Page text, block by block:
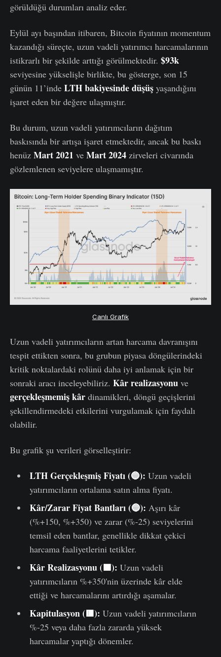
görüldüğü durumları analiz eder.
Eylül ayı başından itibaren, Bitcoin fiyatının momentum
kazandığı süreçte, uzun vadeli yatırımcı harcamalarının
istikrarlı bir şekilde arttığı görülmektedir. $93k
seviyesine yükselişle birlikte, bu gösterge, son 15
günün 11’inde LTH bakiyesinde düşüş yaşandığını
işaret eden bir değere ulaşmıştır.
Bu durum, uzun vadeli yatırımcıların dağıtım
baskısında bir artışa işaret etmektedir, ancak bu baskı
henüz Mart 2021 ve Mart 2024 zirveleri civarında
gözlemlenen seviyelere ulaşmamıştır.
Canlı Grafik
Uzun vadeli yatırımcıların artan harcama davranışını
tespit ettikten sonra, bu grubun piyasa döngülerindeki
kritik noktalardaki rolünü daha iyi anlamak için bir
sonraki aracı inceleyebiliriz. Kâr realizasyonu ve
gerçekleşmemiş kâr dinamikleri, döngü geçişlerini
şekillendirmedeki etkilerini vurgulamak için faydalı
olabilir.
Bu grafik şu verileri görselleştirir:
LTH Gerçekleşmiş Fiyatı (🔵): Uzun vadeli
yatırımcıların ortalama satın alma fiyatı.
Kâr/Zarar Fiyat Bantları (🔵): Aşırı kâr
(%+150, %+350) ve zarar (%-25) seviyelerini
temsil eden bantlar, genellikle dikkat çekici
harcama faaliyetlerini tetikler.
Kâr Realizasyonu (🟩): Uzun vadeli
yatırımcıların %+350'nin üzerinde kâr elde
ettiği ve harcamalarını artırdığı aşamalar.
Kapitulasyon (🟥): Uzun vadeli yatırımcıların
%-25 veya daha fazla zararda yüksek
harcamalar yaptığı dönemler.